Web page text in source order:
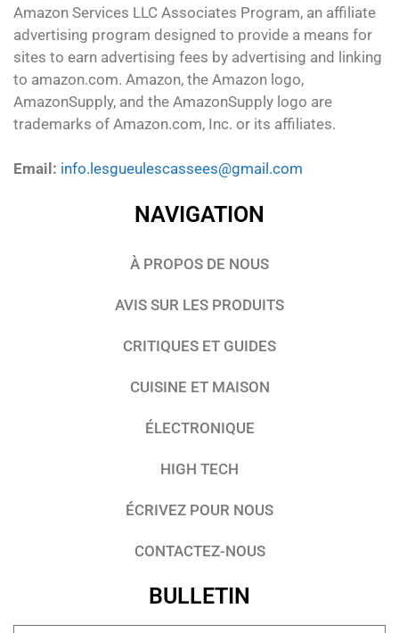
Amazon Services LLC Associates Program, an affiliate
advertising program designed to provide a means for
sites to earn advertising fees by advertising and linking
to amazon.com. Amazon, the Amazon logo,
AmazonSupply, and the AmazonSupply logo are
trademarks of Amazon.com, Inc. or its affiliates.
Email: info.lesgueulescassees@gmail.com
NAVIGATION
À PROPOS DE NOUS
AVIS SUR LES PRODUITS
CRITIQUES ET GUIDES
CUISINE ET MAISON
ÉLECTRONIQUE
HIGH TECH
ÉCRIVEZ POUR NOUS
CONTACTEZ-NOUS
BULLETIN